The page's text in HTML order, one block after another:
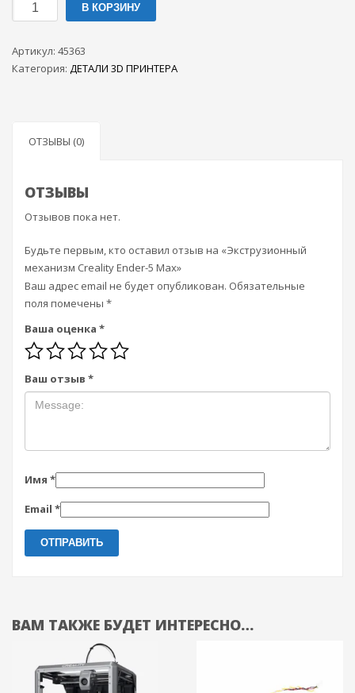
товара
механизм
Creality
В КОРЗИНУ
Артикул: 45363
Категория: ДЕТАЛИ 3D ПРИНТЕРА
ОТЗЫВЫ (0)
ОТЗЫВЫ
Отзывов пока нет.
Будьте первым, кто оставил отзыв на «Экструзионный
механизм Creality Ender-5 Max»
Ваш адрес email не будет опубликован. Обязательные
поля помечены *
Ваша оценка *
Ваш отзыв *
Имя *
Email *
ВАМ ТАКЖЕ БУДЕТ ИНТЕРЕСНО…